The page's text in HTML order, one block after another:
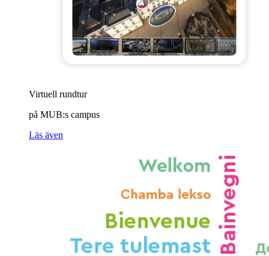
Virtuell rundtur
på MUB:s campus
Läs även